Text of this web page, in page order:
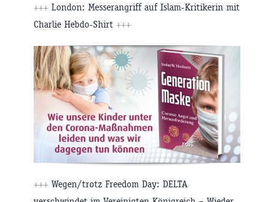
+++ London: Messerangriff auf Islam-Kritikerin mit
Charlie Hebdo-Shirt +++
+++ Wegen/trotz Freedom Day: DELTA